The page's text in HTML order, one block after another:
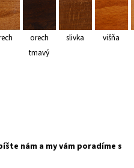
orech
tmavý
slivka višňa
nám a my vám poradíme s